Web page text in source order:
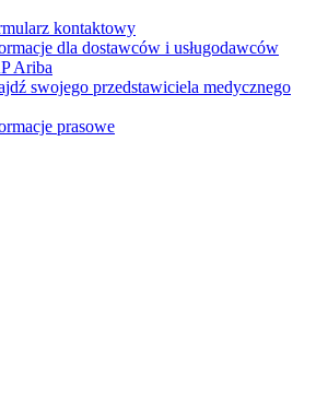
kontaktowy
dla dostawców i usługodawców
Ariba
swojego przedstawiciela medycznego
prasowe